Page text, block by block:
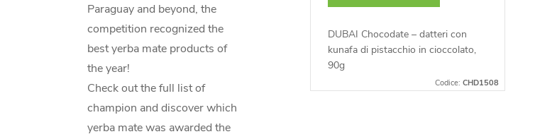
Paraguay and beyond, the
competition recognized the
best yerba mate products of
the year!
Check out the full list of
champion and discover which
yerba mate was awarded the
DUBAI Chocodate – datteri con
kunafa di pistacchio in cioccolato,
90g
Codice:CHD1508